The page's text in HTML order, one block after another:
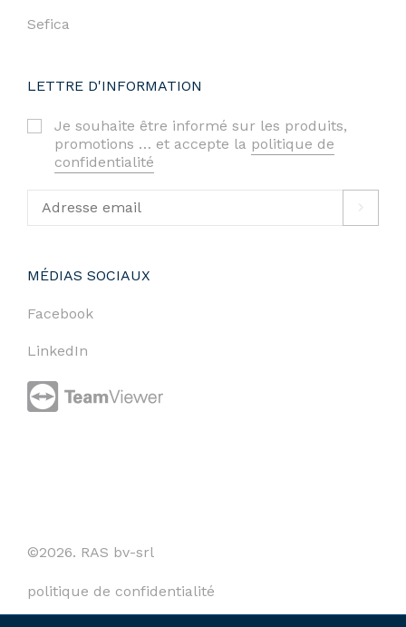
Sefica
LETTRE D'INFORMATION
Je souhaite être informé sur les produits,
promotions … et accepte la politique de
confidentialité
MÉDIAS SOCIAUX
Facebook
LinkedIn
©2026. RAS bv-srl
politique de confidentialité